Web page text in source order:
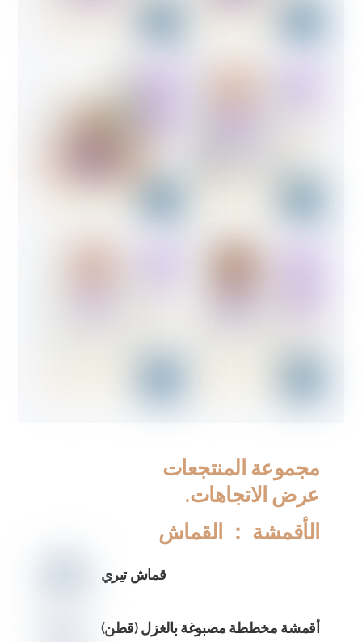
مجموعة المنتجعات
عرض الاتجاهات.
الأقمشة ： القماش
قماش تيري
أقمشة مخططة مصبوغة بالغزل (قطن)